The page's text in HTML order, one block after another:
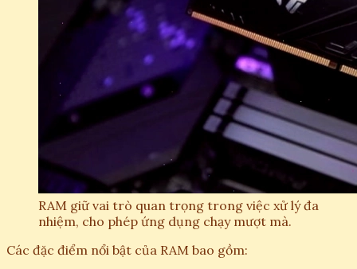
RAM giữ vai trò quan trọng trong việc xử lý đa
nhiệm, cho phép ứng dụng chạy mượt mà.
Các đặc điểm nổi bật của RAM bao gồm: